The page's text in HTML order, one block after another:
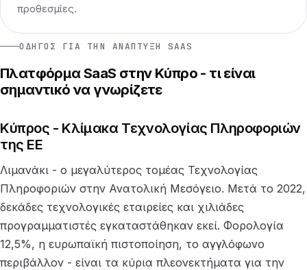
προθεσμίες.
ΟΔΗΓΌΣ ΓΙΑ ΤΗΝ ΑΝΆΠΤΥΞΗ SAAS
Πλατφόρμα SaaS στην Κύπρο - τι είναι
σημαντικό να γνωρίζετε
Κύπρος - Κλίμακα Τεχνολογίας Πληροφοριών
της ΕΕ
Λιμανάκι - ο μεγαλύτερος τομέας Τεχνολογίας
Πληροφοριών στην Ανατολική Μεσόγειο. Μετά το 2022,
δεκάδες τεχνολογικές εταιρείες και χιλιάδες
προγραμματιστές εγκαταστάθηκαν εκεί. Φορολογία
12,5%, η ευρωπαϊκή πιστοποίηση, το αγγλόφωνο
περιβάλλον - είναι τα κύρια πλεονεκτήματα για την